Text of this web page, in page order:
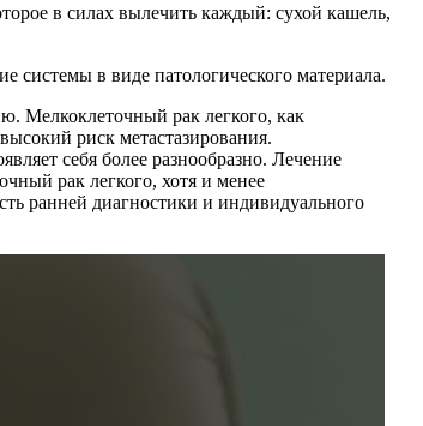
в силах вылечить каждый: сухой кашель,
системы в виде патологического материала.
Мелкоклеточный рак легкого, как
риск метастазирования.
себя более разнообразно. Лечение
рак легкого, хотя и менее
ранней диагностики и индивидуального